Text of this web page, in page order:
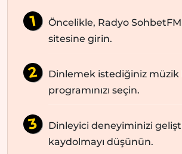
Öncelikle, Radyo
sitesine girin.
Dinlemek istediğiniz müzik
programınızı seçin.
Dinleyici deneyiminizi
kaydolmayı düşünün.